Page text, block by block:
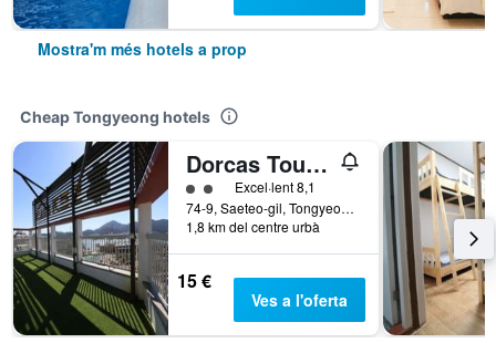
Mostra'm més hotels a prop
Cheap Tongyeong hotels
Dorcas Tourist Hostel
Categoria 2Excel·lent 8,1
74-9, Saeteo-gil, Tongyeong, Corea del Sud
1,8 km del centre urbà
15 €
Ves a l'oferta